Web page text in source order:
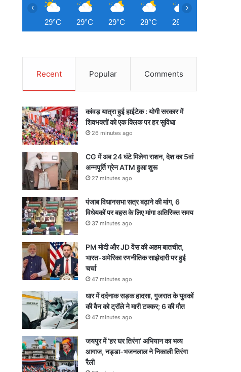
29°C 29°C 29°C 28°C 28°C
‹ ›
Recent Popular Comments
कांवड़ यात्रा हुई हाईटेक : योगी सरकार में
शिवभक्तों को एक क्लिक पर हर सुविधा
26 minutes ago
CG में अब 24 घंटे मिलेगा राशन, देश का 5वां
अन्नपूर्ति ग्रेन ATM हुआ शुरू
27 minutes ago
पंजाब विधानसभा सत्र बढ़ाने की मांग, 6
विधेयकों पर बहस के लिए मांगा अतिरिक्त समय
37 minutes ago
PM मोदी और JD वेंस की अहम बातचीत,
भारत-अमेरिका रणनीतिक साझेदारी पर हुई
चर्चा
47 minutes ago
धार में दर्दनाक सड़क हादसा, गुजरात के युवकों
की वैन को ट्रॉले ने मारी टक्कर; 6 की मौत
47 minutes ago
जयपुर में ‘हर घर तिरंगा’ अभियान का भव्य
आगाज, नड्डा-भजनलाल ने निकाली तिरंगा
रैली